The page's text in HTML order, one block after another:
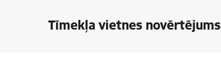
Tīmekļa vietnes novērtējums